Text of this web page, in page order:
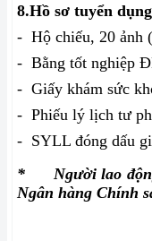
8.Hồ sơ tuyển
- Hộ chiếu, 20 ảnh
- Bằng tốt nghiệp
- Giấy khám sức
- Phiếu lý lịch tư
- SYLL đóng dấu
*
Người lao
Ngân hàng Chính